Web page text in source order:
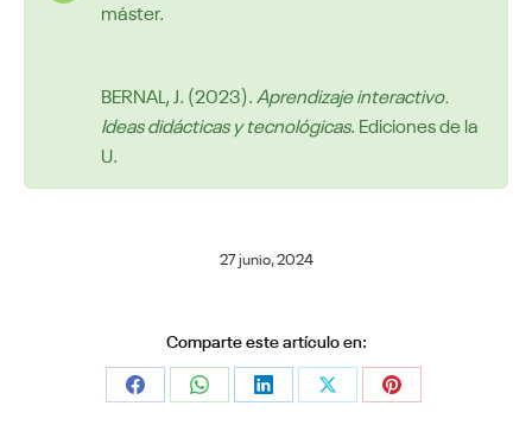
máster.
BERNAL, J. (2023). Aprendizaje interactivo.
Ideas didácticas y tecnológicas. Ediciones de la
U.
27 junio, 2024
Comparte este artículo en:
Share Share Share Share Share